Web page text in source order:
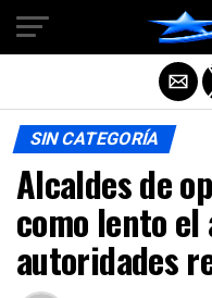
SIN CATEGORÍA
Alcaldes de
como lento
autoridades
Salir de